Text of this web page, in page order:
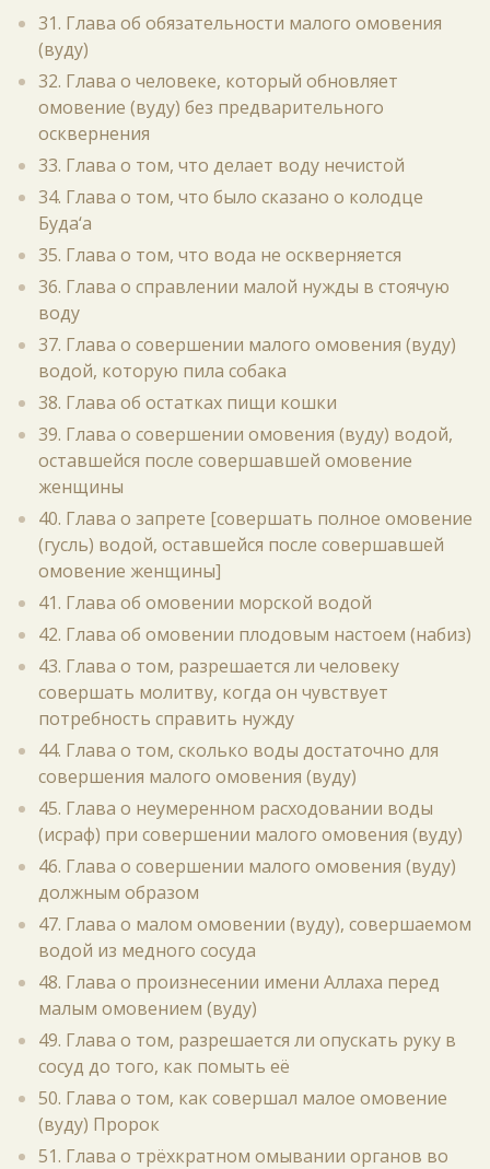
31. Глава об обязательности малого омовения
(вуду)
32. Глава о человеке, который обновляет
омовение (вуду) без предварительного
осквернения
33. Глава о том, что делает воду нечистой
34. Глава о том, что было сказано о колодце
Буда‘а
35. Глава о том, что вода не оскверняется
36. Глава о справлении малой нужды в стоячую
воду
37. Глава о совершении малого омовения (вуду)
водой, которую пила собака
38. Глава об остатках пищи кошки
39. Глава о совершении омовения (вуду) водой,
оставшейся после совершавшей омовение
женщины
40. Глава о запрете [совершать полное омовение
(гусль) водой, оставшейся после совершавшей
омовение женщины]
41. Глава об омовении морской водой
42. Глава об омовении плодовым настоем (набиз)
43. Глава о том, разрешается ли человеку
совершать молитву, когда он чувствует
потребность справить нужду
44. Глава о том, сколько воды достаточно для
совершения малого омовения (вуду)
45. Глава о неумеренном расходовании воды
(исраф) при совершении малого омовения (вуду)
46. Глава о совершении малого омовения (вуду)
должным образом
47. Глава о малом омовении (вуду), совершаемом
водой из медного сосуда
48. Глава о произнесении имени Аллаха перед
малым омовением (вуду)
49. Глава о том, разрешается ли опускать руку в
сосуд до того, как помыть её
50. Глава о том, как совершал малое омовение
(вуду) Пророк
51. Глава о трёхкратном омывании органов во